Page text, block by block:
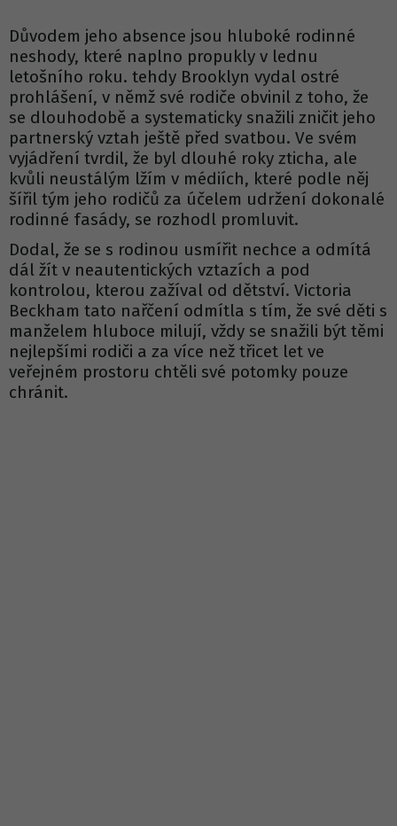
Důvodem jeho absence jsou hluboké rodinné
neshody, které naplno propukly v lednu
letošního roku. tehdy Brooklyn vydal ostré
prohlášení, v němž své rodiče obvinil z toho, že
se dlouhodobě a systematicky snažili zničit jeho
partnerský vztah ještě před svatbou. Ve svém
vyjádření tvrdil, že byl dlouhé roky zticha, ale
kvůli neustálým lžím v médiích, které podle něj
šířil tým jeho rodičů za účelem udržení dokonalé
rodinné fasády, se rozhodl promluvit.
Dodal, že se s rodinou usmířit nechce a odmítá
dál žít v neautentických vztazích a pod
kontrolou, kterou zažíval od dětství. Victoria
Beckham tato nařčení odmítla s tím, že své děti s
manželem hluboce milují, vždy se snažili být těmi
nejlepšími rodiči a za více než třicet let ve
veřejném prostoru chtěli své potomky pouze
chránit.